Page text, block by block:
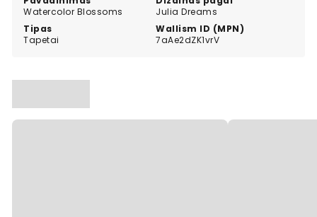
Watercolor Blossoms
Julia Dreams
Tipas
Tapetai
Wallism ID (MPN)
7aAe2dZK1vrV